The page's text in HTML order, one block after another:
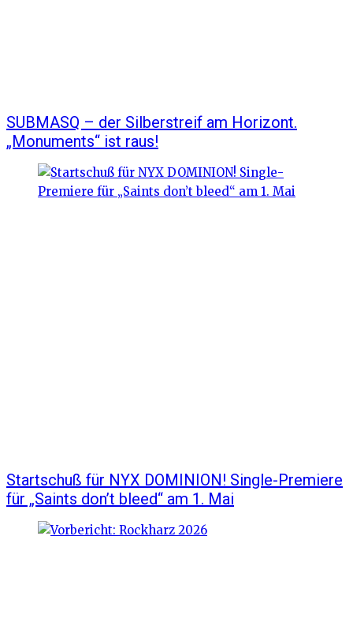
SUBMASQ – der Silberstreif am Horizont.
„Monuments“ ist raus!
Startschuß für NYX DOMINION! Single-Premiere
für „Saints don’t bleed“ am 1. Mai